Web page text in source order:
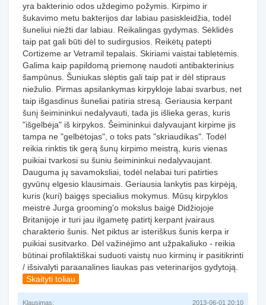
yra bakterinio odos uždegimo požymis. Kirpimo ir
šukavimo metu bakterijos dar labiau pasiskleidžia, todėl
šuneliui niežti dar labiau. Reikalingas gydymas. Sėklidės
taip pat gali būti dėl to sudirgusios. Reikėtų patepti
Cortizeme ar Vetramil tepalais. Skiriami vaistai tabletėmis.
Galima kaip papildomą priemonę naudoti antibakterinius
šampūnus. Šuniukas slėptis gali taip pat ir dėl stipraus
niežulio. Pirmas apsilankymas kirpykloje labai svarbus, net
taip išgasdinus šuneliai patiria stresą. Geriausia kerpant
šunį šeimininkui nedalyvauti, tada jis išlieka geras, kuris
"išgelbėja" iš kirpykos. Šeimininkui dalyvaujant kirpime jis
tampa ne "gelbėtojas", o toks pats "skriaudikas". Todėl
reikia rinktis tik gerą šunų kirpimo meistrą, kuris vienas
puikiai tvarkosi su šuniu šeimininkui nedalyvaujant.
Dauguma jų savamoksliai, todėl nelabai turi patirties
gyvūnų elgesio klausimais. Geriausia lankytis pas kirpėją,
kuris (kuri) baigęs specialius mokymus. Mūsų kirpyklos
meistrė Jurga grooming'o mokslus baigė Didžiojoje
Britanijoje ir turi jau ilgametę patirtį kerpant įvairaus
charakterio šunis. Net piktus ar isteriškus šunis kerpa ir
puikiai susitvarko. Dėl važinėjimo ant užpakaliuko - reikia
būtinai profilaktiškai suduoti vaistų nuo kirminų ir pasitikrinti
/ išsivalyti paraanalines liaukas pas veterinarijos gydytoją.
Skaityti toliau
Klausimas: 2013-06-01 20:10